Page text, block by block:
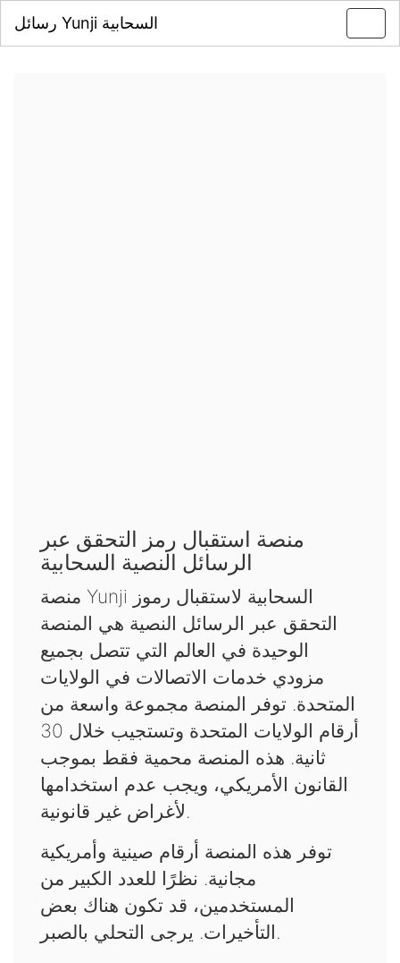
رسائل Yunji السحابية
منصة استقبال رمز التحقق عبر
الرسائل النصية السحابية
منصة Yunji السحابية لاستقبال رموز
التحقق عبر الرسائل النصية هي المنصة
الوحيدة في العالم التي تتصل بجميع
مزودي خدمات الاتصالات في الولايات
المتحدة. توفر المنصة مجموعة واسعة من
أرقام الولايات المتحدة وتستجيب خلال 30
ثانية. هذه المنصة محمية فقط بموجب
القانون الأمريكي، ويجب عدم استخدامها
لأغراض غير قانونية.
توفر هذه المنصة أرقام صينية وأمريكية
مجانية. نظرًا للعدد الكبير من
المستخدمين، قد تكون هناك بعض
التأخيرات. يرجى التحلي بالصبر.